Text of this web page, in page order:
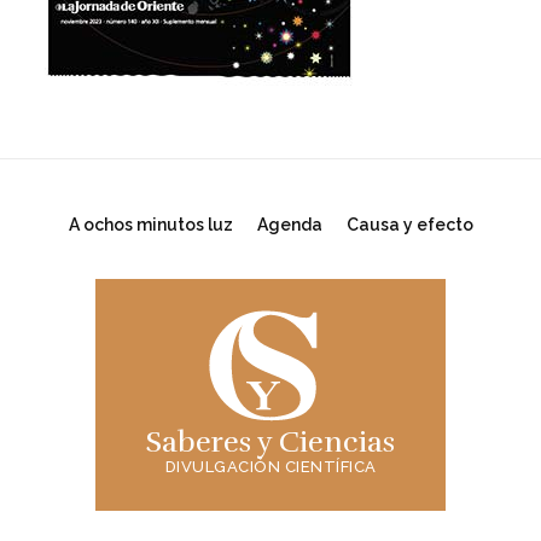
A ochos minutos luz Agenda Causa y efecto
Saberes y Ciencias
DIVULGACIÓN CIENTÍFICA